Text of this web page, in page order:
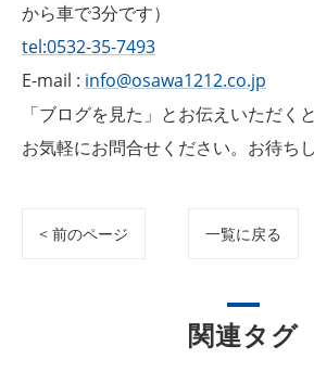
から車で3分です）
tel:0532-35-7493
E-mail : info@osawa1212.co.jp
「ブログを見た」とお伝えいただく
お気軽にお問合せください。お待ち
< 前のページ 一覧に戻る
関連タグ